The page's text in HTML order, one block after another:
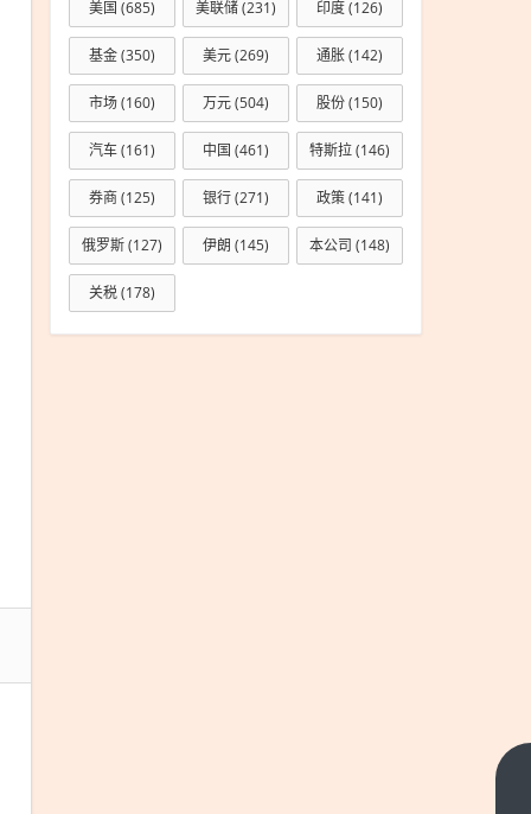
美国 (685) 美联储(231) 印度(126)
基金(350) 美元(269) 通胀(142)
市场(160) 万元(504) 股份(150)
汽车(161) 中国 (461) 特斯拉(146)
券商(125) 银行(271) 政策(141)
俄罗斯(127) 伊朗 (145) 本公司 (148)
关税(178)